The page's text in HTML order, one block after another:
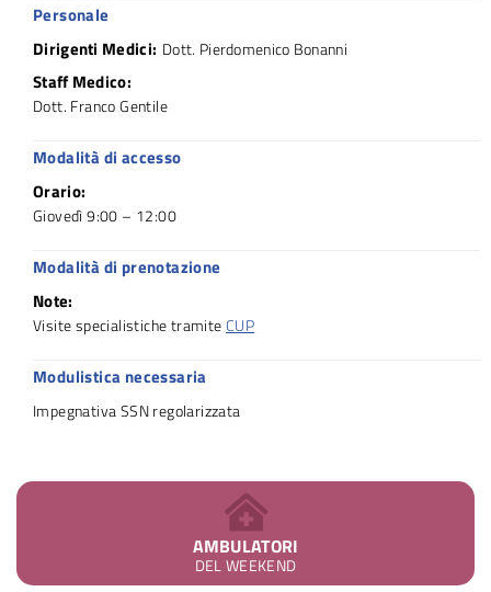
Personale
Dirigenti Medici: Dott. Pierdomenico Bonanni
Staff Medico:
Dott. Franco Gentile
Modalità di accesso
Orario:
Giovedì 9:00 – 12:00
Modalità di prenotazione
Note:
Visite specialistiche tramite CUP
Modulistica necessaria
Impegnativa SSN regolarizzata
AMBULATORI
DEL WEEKEND